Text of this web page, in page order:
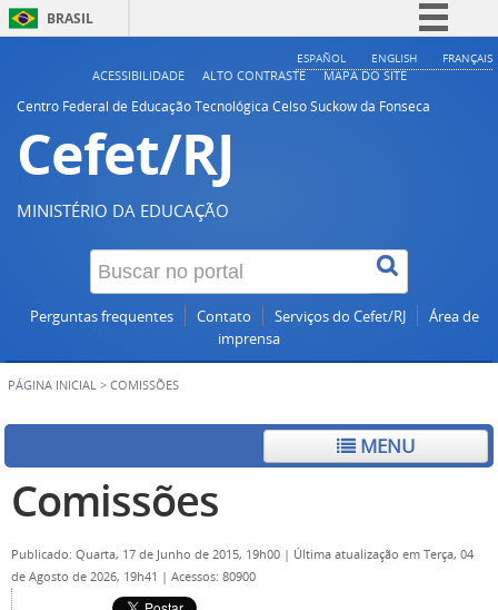
BRASIL
Simplifique!
ESPAÑOL ENGLISH FRANÇAIS
ACESSIBILIDADE ALTO CONTRASTE
MAPA DO SITE
Centro Federal de Educação Tecnológica Celso Suckow da Fonseca
Cefet/RJ
MINISTÉRIO DA EDUCAÇÃO
Perguntas frequentes Contato Serviços do Cefet/RJ
Área de
imprensa
PÁGINA INICIAL > COMISSÕES
MENU
Comissões
Publicado: Quarta, 17 de Junho de 2015, 19h00 | Última atualização em Terça, 04
de Agosto de 2026, 19h41 | Acessos: 80900